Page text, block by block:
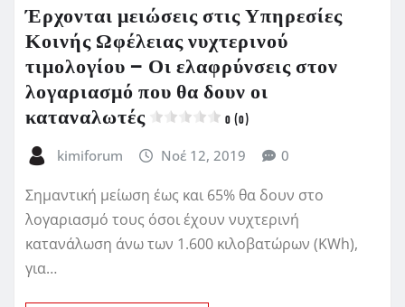
Έρχονται μειώσεις στις Υπηρεσίες
Κοινής Ωφέλειας νυχτερινού
τιμολογίου – Οι ελαφρύνσεις στον
λογαριασμό που θα δουν οι
καταναλωτές
0 (0)
kimiforum Νοέ 12, 2019 0
Σημαντική μείωση έως και 65% θα δουν στο
λογαριασμό τους όσοι έχουν νυχτερινή
κατανάλωση άνω των 1.600 κιλοβατώρων (KWh),
για…